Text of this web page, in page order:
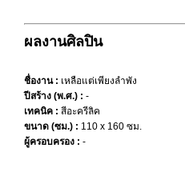
ผลงานศิลปิน
ชื่องาน : เหลือแต่เพียงลำพัง
ปีสร้าง (พ.ศ.) : -
เทคนิค : สีอะครีลิค
ขนาด (ซม.) : 110 x 160 ซม.
ผู้ครอบครอง : -